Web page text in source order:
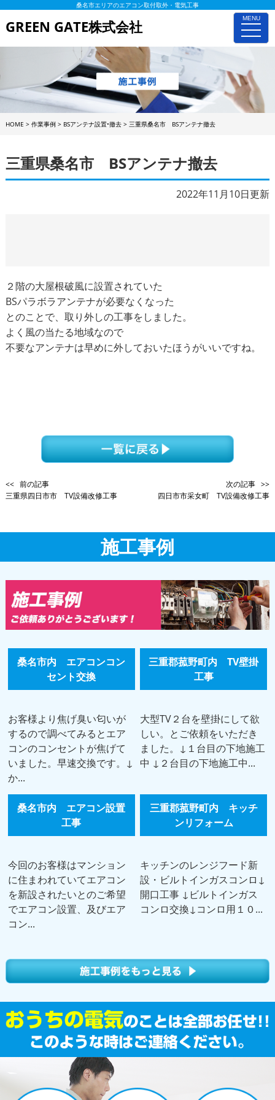
MENU
toggle
桑名市エリアのエアコン取付取外・電気工事
GREEN GATE株式会社
HOME > 作業事例> BSアンテナ設置•撤去> 三重県桑名市 BSアンテナ撤去
三重県桑名市 BSアンテナ撤去
2022年11月10日更新
２階の大屋根破風に設置されていた
BSパラボラアンテナが必要なくなった
とのことで、取り外しの工事をしました。
よく風の当たる地域なので
不要なアンテナは早めに外しておいたほうがいいですね。
<< 前の記事
三重県四日市市 TV設備改修工事
次の記事 >>
四日市市采女町 TV設備改修工事
施工事例
桑名市内 エアコンコン
セント交換
お客様より焦げ臭い匂いが
するので調べてみるとエア
コンのコンセントが焦げて
いました。早速交換です。↓
か...
三重郡菰野町内 TV壁掛
工事
大型TV２台を壁掛にして欲
しい。とご依頼をいただき
ました。↓１台目の下地施工
中 ↓２台目の下地施工中...
桑名市内 エアコン設置
工事
今回のお客様はマンション
に住まわれていてエアコン
を新設されたいとのご希望
でエアコン設置、及びエア
コン...
三重郡菰野町内 キッチ
ンリフォーム
キッチンのレンジフード新
設・ビルトインガスコンロ↓
開口工事 ↓ビルトインガス
コンロ交換↓コンロ用１０...